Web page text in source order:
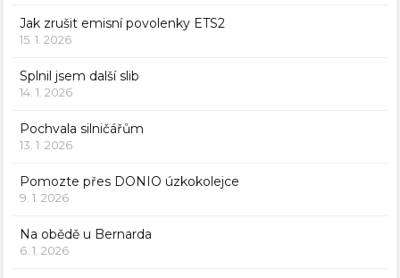
Jak zrušit emisní povolenky ETS2
15. 1. 2026
Splnil jsem další slib
14. 1. 2026
Pochvala silničářům
13. 1. 2026
Pomozte přes DONIO úzkokolejce
9. 1. 2026
Na obědě u Bernarda
6. 1. 2026